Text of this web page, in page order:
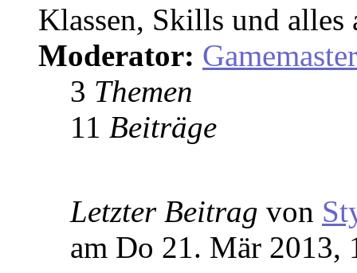
Klassen, Skills und
Moderator: Gamemaster
3 Themen
11 Beiträge
Letzter Beitrag von
am Do 21. Mär 2013,